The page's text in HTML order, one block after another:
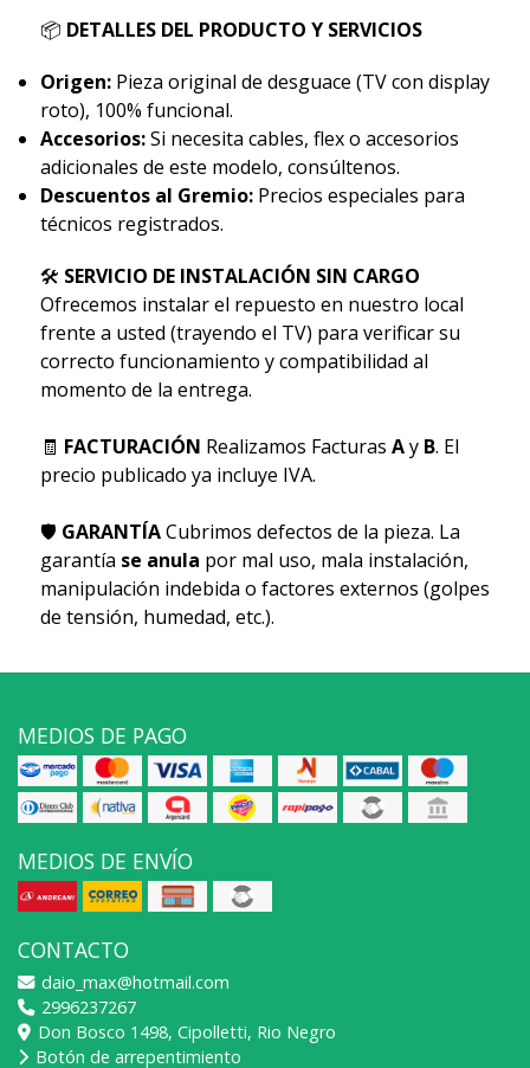
📦 DETALLES DEL PRODUCTO Y SERVICIOS
Origen:Pieza original de desguace (TV con display
roto), 100% funcional.
Accesorios:Si necesita cables, flex o accesorios
adicionales de este modelo, consúltenos.
Descuentos al Gremio:Precios especiales para
técnicos registrados.
🛠 SERVICIO DE INSTALACIÓN SIN CARGO
Ofrecemos instalar el repuesto en nuestro local
frente a usted (trayendo el TV) para verificar su
correcto funcionamiento y compatibilidad al
momento de la entrega.
🧾 FACTURACIÓN Realizamos Facturas Ay B. El
precio publicado ya incluye IVA.
🛡 GARANTÍACubrimos defectos de la pieza. La
garantía se anula por mal uso, mala instalación,
manipulación indebida o factores externos (golpes
de tensión, humedad, etc.).
MEDIOS DE PAGO
MEDIOS DE ENVÍO
CONTACTO
daio_max@hotmail.com
2996237267
Don Bosco 1498, Cipolletti, Rio Negro
Botón de arrepentimiento